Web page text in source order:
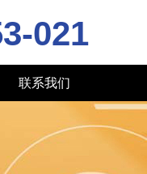
021
联系我们